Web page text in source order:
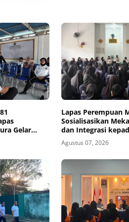
Gelar
Lapas Perempuan
Sosialisasikan
dan Integrasi
Binaan
Agustus 07, 2026